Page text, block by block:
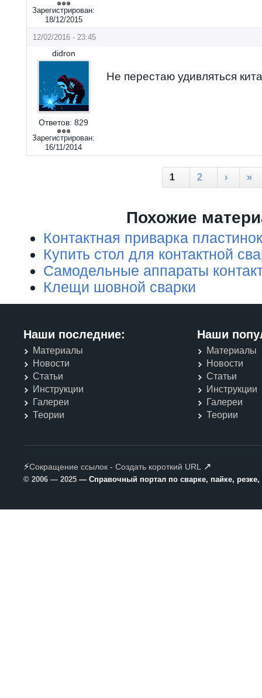
Зарегистрирован:
18/12/2015
12/02/2016 - 23:45
didron
Ответов: 829
Зарегистрирован:
16/11/2014
Не перестаю удивляться
1 2 › »
Похожие
Контактная приварка
Купить стол для контактной
Самодельные аппараты
Клещи шовной сварки
Наши последние:
Материалы
Новости
Статьи
Инструкции
Галереи
Теории
Наши
Материалы
Новости
Статьи
Инструкции
Галереи
Теории
⚡Сокращение ссылок - Создать короткий URL ↗
© 2006 — 2025 — Справочный портал по сварке, пайке,